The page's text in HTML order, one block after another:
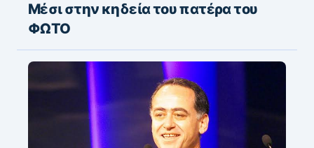
Μέσι στην κηδεία του πατέρα του
ΦΩΤΟ